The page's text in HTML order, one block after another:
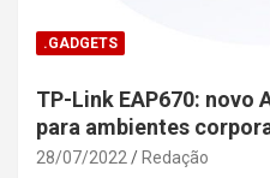
.GADGETS
TP-Link EAP670: novo
para ambientes
28/07/2022 Redação